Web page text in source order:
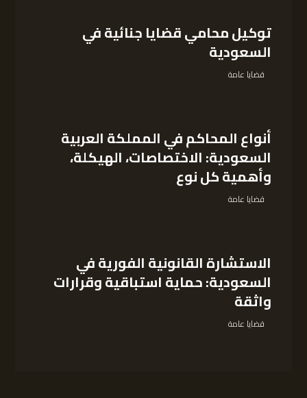
توكيل محامي قضايا جنائية في
السعودية
قضايا عامة
أنواع المحاكم في المملكة العربية
السعودية: الاختصاصات، الهيكلة،
وأهمية كل نوع
قضايا عامة
الاستشارة القانونية الفورية في
السعودية: حماية استباقية وقرارات
واثقة
قضايا عامة